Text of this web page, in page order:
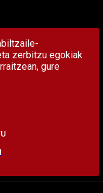
zerbitzu egokiak
gure